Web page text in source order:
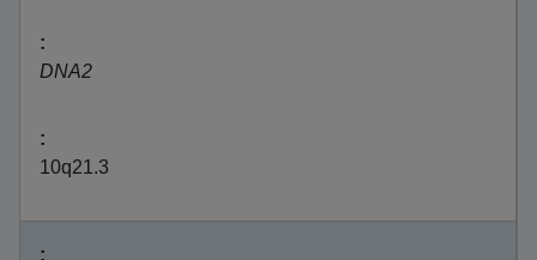
DNA2
10q21.3